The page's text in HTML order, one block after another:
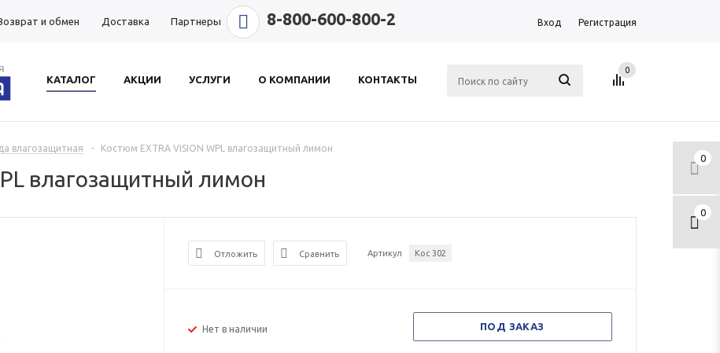
и обмен Доставка Партнеры 8-800-600-800-2 Вход Регистрация
КАТАЛОГ АКЦИИ УСЛУГИ О КОМПАНИИ КОНТАКТЫ
0
0
0
влагозащитная - Костюм EXTRA VISION WPL влагозащитный лимон
влагозащитный лимон
Отложить Сравнить Артикул Кос 302
Нет в наличии ПОД ЗАКАЗ